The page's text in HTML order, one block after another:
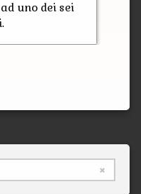
uno dei sei